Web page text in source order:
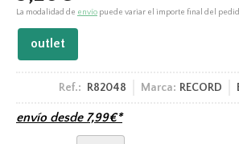
La modalidad de envío puede variar el importe final del
outlet
Ref.: R82048 Marca: RECORD
envío desde 7,99€*